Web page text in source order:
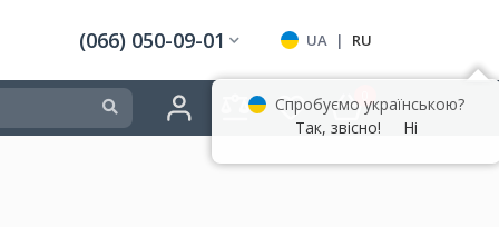
(066) 050-09-01 UA | RU
Спробуємо українською?
Так, звісно!
Ні